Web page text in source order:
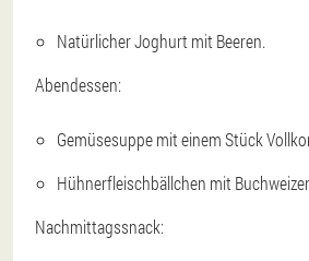
Natürlicher Joghurt mit Beeren.
Abendessen:
Gemüsesuppe mit einem Stück
Hühnerfleischbällchen mit
Nachmittagssnack: